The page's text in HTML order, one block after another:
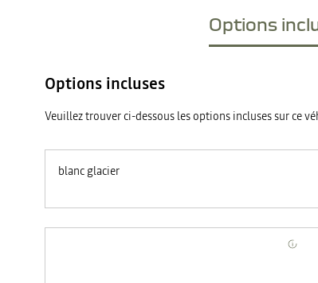
Options
Options incluses
Veuillez trouver ci-dessous les options incluses sur ce
blanc glacier